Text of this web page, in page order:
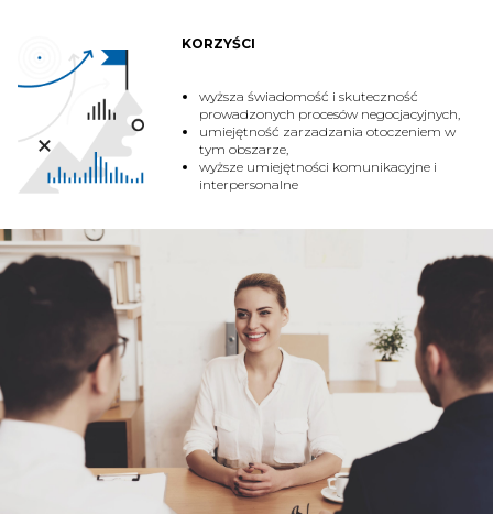
KORZYŚCI
wyższa świadomość i skuteczność
prowadzonych procesów negocjacyjnych,
umiejętność zarzadzania otoczeniem w
tym obszarze,
wyższe umiejętności komunikacyjne i
interpersonalne